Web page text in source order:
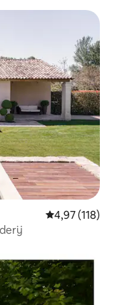
Gemiddelde
4,97 (118)